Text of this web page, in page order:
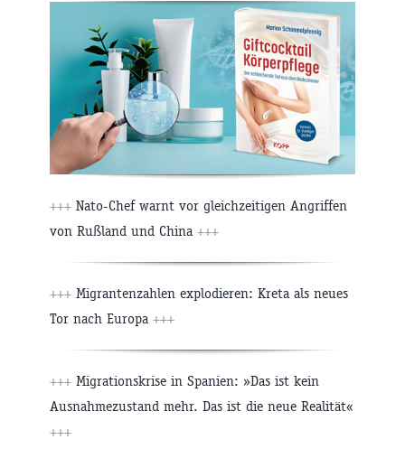
+++ Nato-Chef warnt vor gleichzeitigen Angriffen
von Rußland und China +++
+++ Migrantenzahlen explodieren: Kreta als neues
Tor nach Europa +++
+++ Migrationskrise in Spanien: »Das ist kein
Ausnahmezustand mehr. Das ist die neue Realität«
+++